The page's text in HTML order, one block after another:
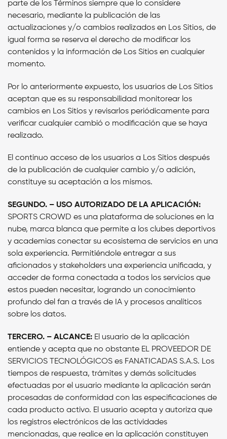
parte de los Términos siempre que lo considere
necesario, mediante la publicación de las
actualizaciones y/o cambios realizados en Los Sitios, de
igual forma se reserva el derecho de modificar los
contenidos y la información de Los Sitios en cualquier
momento.
Por lo anteriormente expuesto, los usuarios de Los Sitios
aceptan que es su responsabilidad monitorear los
cambios en Los Sitios y revisarlos periódicamente para
verificar cualquier cambió o modificación que se haya
realizado.
El continuo acceso de los usuarios a Los Sitios después
de la publicación de cualquier cambio y/o adición,
constituye su aceptación a los mismos.
SEGUNDO. – USO AUTORIZADO DE LA APLICACIÓN:
SPORTS CROWD es una plataforma de soluciones en la
nube, marca blanca que permite a los clubes deportivos
y academias conectar su ecosistema de servicios en una
sola experiencia. Permitiéndole entregar a sus
aficionados y stakeholders una experiencia unificada, y
acceder de forma conectada a todos los servicios que
estos pueden necesitar, logrando un conocimiento
profundo del fan a través de IA y procesos analíticos
sobre los datos.
TERCERO. – ALCANCE: El usuario de la aplicación
entiende y acepta que no obstante EL PROVEEDOR DE
SERVICIOS TECNOLÓGICOS es FANATICADAS S.A.S. Los
tiempos de respuesta, trámites y demás solicitudes
efectuadas por el usuario mediante la aplicación serán
procesadas de conformidad con las especificaciones de
cada producto activo. El usuario acepta y autoriza que
los registros electrónicos de las actividades
mencionadas, que realice en la aplicación constituyen